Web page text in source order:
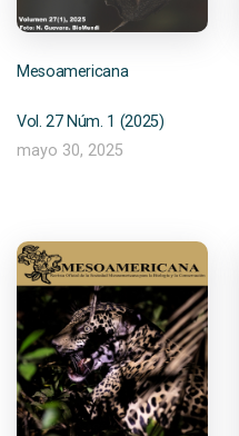
Mesoamericana
Vol. 27 Núm. 1 (2025)
mayo 30, 2025